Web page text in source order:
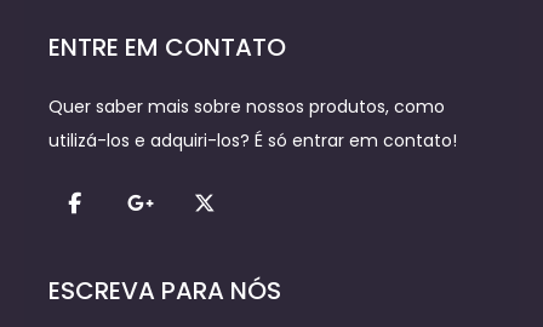
ENTRE EM CONTATO
Quer saber mais sobre nossos produtos, como
utilizá-los e adquiri-los? É só entrar em contato!
ESCREVA PARA NÓS